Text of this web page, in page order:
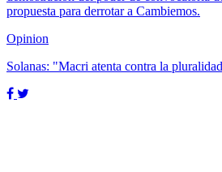
propuesta para derrotar a Cambiemos.
Opinion
Solanas: "Macri atenta contra la